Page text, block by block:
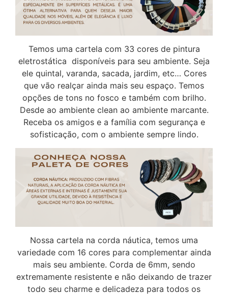
Temos uma cartela com 33 cores de pintura
eletrostática disponíveis para seu ambiente. Seja
ele quintal, varanda, sacada, jardim, etc… Cores
que vão realçar ainda mais seu espaço. Temos
opções de tons no fosco e também com brilho.
Desde ao ambiente clean ao ambiente marcante.
Receba os amigos e a família com segurança e
sofisticação, com o ambiente sempre lindo.
Nossa cartela na corda náutica, temos uma
variedade com 16 cores para complementar ainda
mais seu ambiente. Corda de 6mm, sendo
extremamente resistente e não deixando de trazer
todo seu charme e delicadeza para todos os